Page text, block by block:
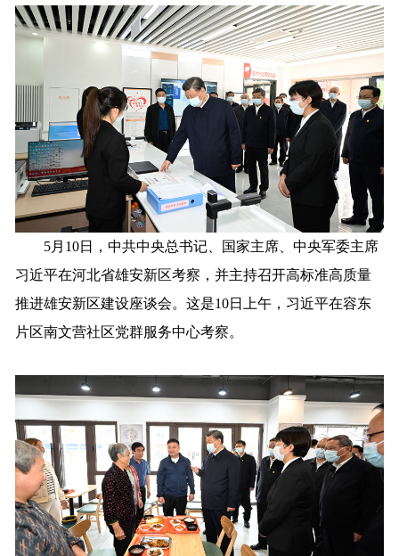
5月10日，中共中央总书记、国家主席、中央军委主席
习近平在河北省雄安新区考察，并主持召开高标准高质量
推进雄安新区建设座谈会。这是10日上午，习近平在容东
片区南文营社区党群服务中心考察。